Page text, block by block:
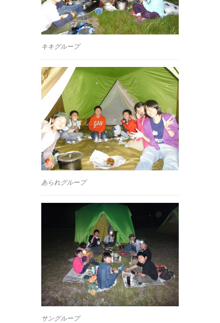
キキグループ
あられグループ
サングループ